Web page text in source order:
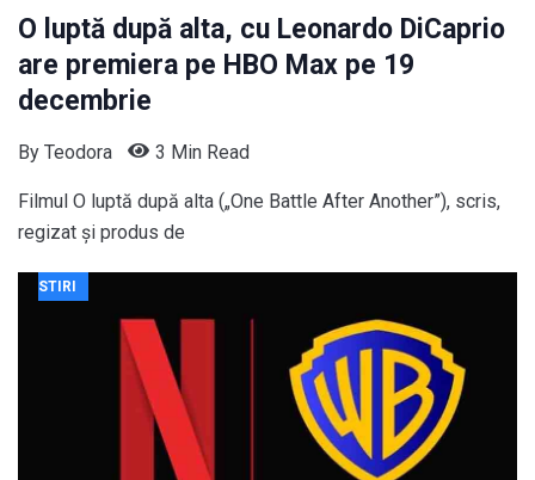
O luptă după alta, cu Leonardo DiCaprio
are premiera pe HBO Max pe 19
decembrie
By Teodora 3 Min Read
Filmul O luptă după alta („One Battle After Another”), scris,
regizat și produs de
STIRI